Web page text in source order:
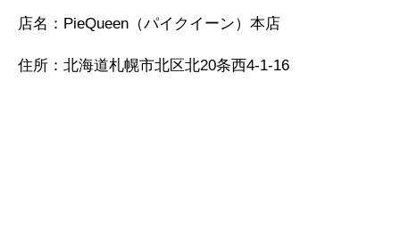
店名：PieQueen（パイクイーン）本店
住所：北海道札幌市北区北20条西4-1-16